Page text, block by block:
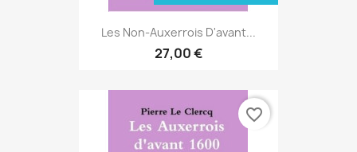
Les Non-Auxerrois D'avant...
27,00 €
favorite_border